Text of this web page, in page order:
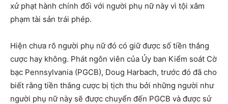
xử phạt hành chính đối với người phụ nữ này vì tội xâm
phạm tài sản trái phép.
Hiện chưa rõ người phụ nữ đó có giữ được số tiền thắng
cược hay không. Phát ngôn viên của Ủy ban Kiểm soát Cờ
bạc Pennsylvania (PGCB), Doug Harbach, trước đó đã cho
biết rằng tiền thắng cược bị tịch thu bởi những người như
người phụ nữ này sẽ được chuyển đến PGCB và được sử